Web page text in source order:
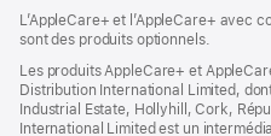
L’AppleCare+ et l’AppleCare+ avec
sont des pro­duits optionnels.
Les produits AppleCare+ et
Distribution International Limited,
Industrial Estate, Hollyhill, Cork,
International Limited est un